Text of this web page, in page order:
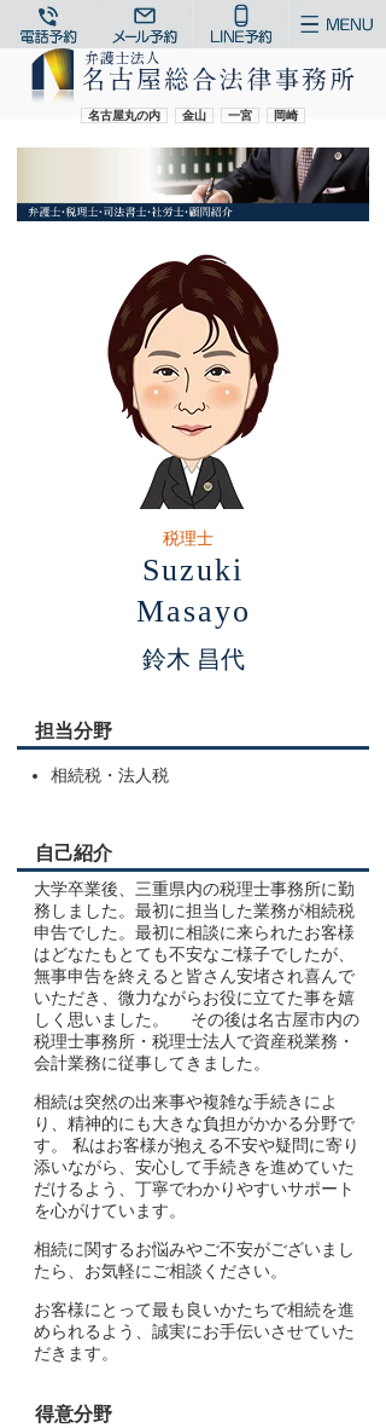
名古屋丸の内 金山 一宮 岡崎
税理士
Suzuki
Masayo
鈴木 昌代
担当分野
相続税・法人税
自己紹介
大学卒業後、三重県内の税理士事務所に勤
務しました。最初に担当した業務が相続税
申告でした。最初に相談に来られたお客様
はどなたもとても不安なご様子でしたが、
無事申告を終えると皆さん安堵され喜んで
いただき、微力ながらお役に立てた事を嬉
しく思いました。 その後は名古屋市内の
税理士事務所・税理士法人で資産税業務・
会計業務に従事してきました。
相続は突然の出来事や複雑な手続きによ
り、精神的にも大きな負担がかかる分野で
す。 私はお客様が抱える不安や疑問に寄り
添いながら、安心して手続きを進めていた
だけるよう、丁寧でわかりやすいサポート
を心がけています。
相続に関するお悩みやご不安がございまし
たら、お気軽にご相談ください。
お客様にとって最も良いかたちで相続を進
められるよう、誠実にお手伝いさせていた
だきます。
得意分野